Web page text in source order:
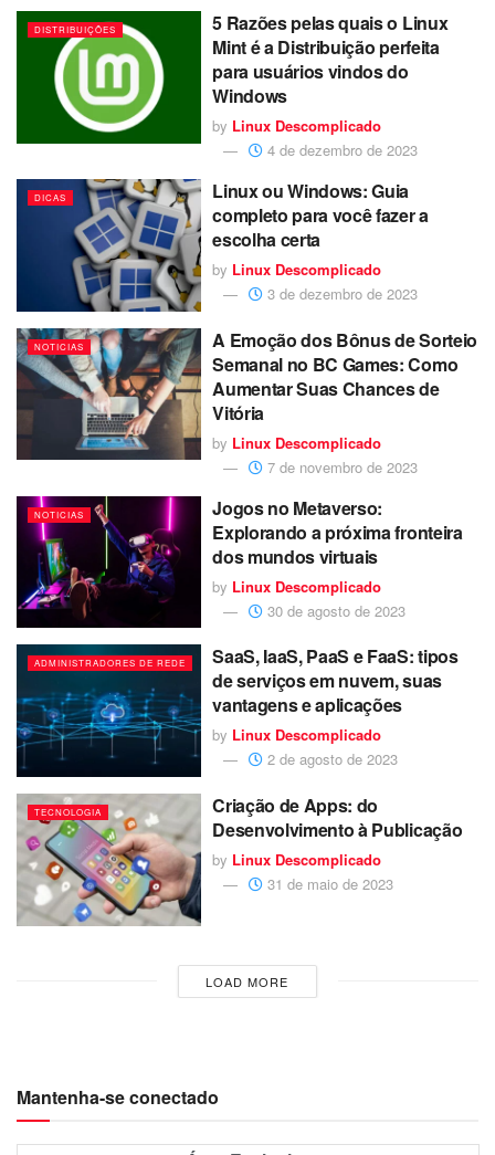
DISTRIBUIÇÕES
5 Razões pelas quais o Linux
Mint é a Distribuição perfeita
para usuários vindos do
Windows
by Linux Descomplicado
4 de dezembro de 2023
DICAS
Linux ou Windows: Guia
completo para você fazer a
escolha certa
by Linux Descomplicado
3 de dezembro de 2023
NOTICIAS
A Emoção dos Bônus de Sorteio
Semanal no BC Games: Como
Aumentar Suas Chances de
Vitória
by Linux Descomplicado
7 de novembro de 2023
NOTICIAS
Jogos no Metaverso:
Explorando a próxima fronteira
dos mundos virtuais
by Linux Descomplicado
30 de agosto de 2023
ADMINISTRADORES DE REDE
SaaS, IaaS, PaaS e FaaS: tipos
de serviços em nuvem, suas
vantagens e aplicações
by Linux Descomplicado
2 de agosto de 2023
TECNOLOGIA
Criação de Apps: do
Desenvolvimento à Publicação
by Linux Descomplicado
31 de maio de 2023
LOAD MORE
Mantenha-se conectado